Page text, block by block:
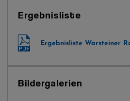
Ergebnisliste
Ergebnisliste Warsteiner
Bildergalerien